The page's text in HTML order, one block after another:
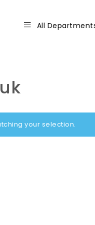
All
your selection.